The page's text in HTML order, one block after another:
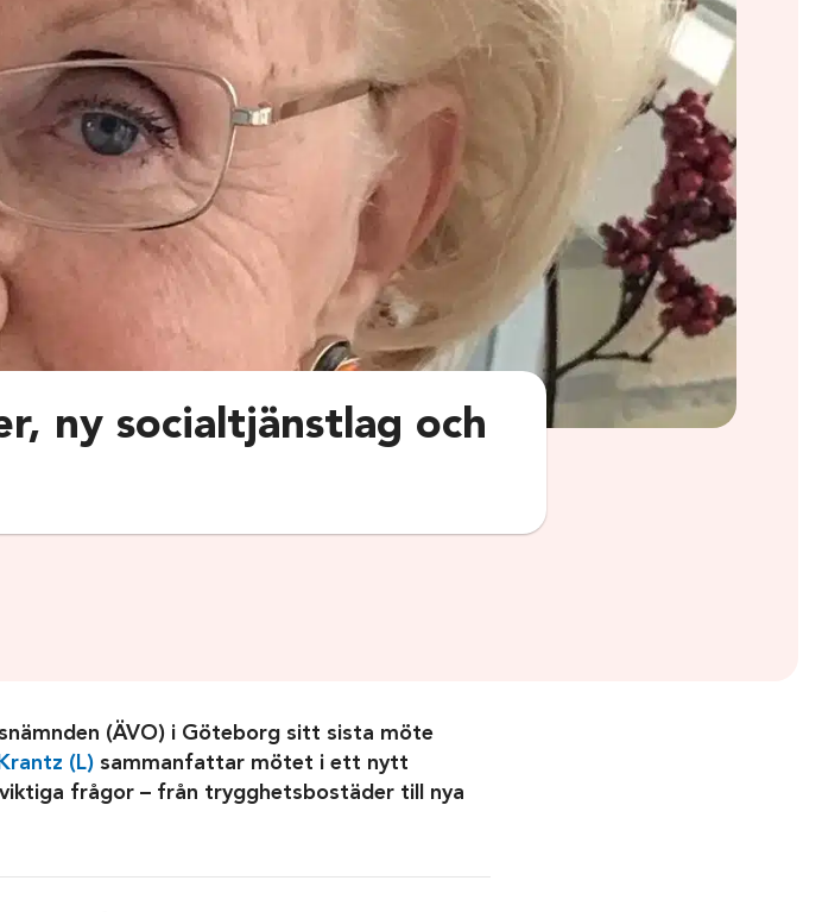
ny socialtjänstlag och
(ÄVO) i Göteborg sitt sista möte
(L)sammanfattar mötet i ett nytt
frågor – från trygghetsbostäder till nya